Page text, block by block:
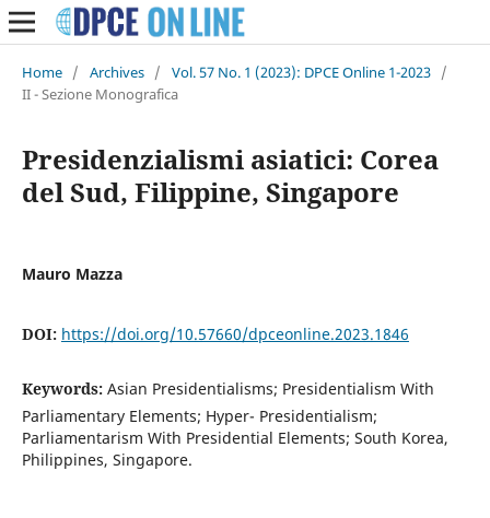
Home / Archives / Vol. 57 No. 1 (2023): DPCE Online 1-2023 /
II - Sezione Monografica
Presidenzialismi asiatici: Corea
del Sud, Filippine, Singapore
Mauro Mazza
DOI: https://doi.org/10.57660/dpceonline.2023.1846
Keywords: Asian Presidentialisms; Presidentialism With
Parliamentary Elements; Hyper- Presidentialism;
Parliamentarism With Presidential Elements; South Korea,
Philippines, Singapore.